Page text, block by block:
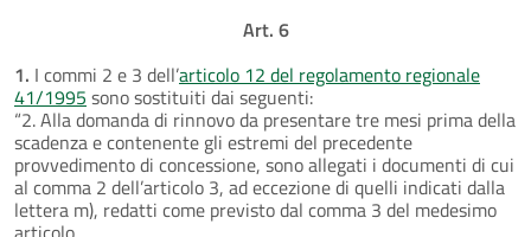
Art. 6
1. I commi 2 e 3 dell’articolo 12 del regolamento regionale
41/1995 sono sostituiti dai seguenti:
“2. Alla domanda di rinnovo da presentare tre mesi prima della
scadenza e contenente gli estremi del precedente
provvedimento di concessione, sono allegati i documenti di cui
al comma 2 dell’articolo 3, ad eccezione di quelli indicati dalla
lettera m), redatti come previsto dal comma 3 del medesimo